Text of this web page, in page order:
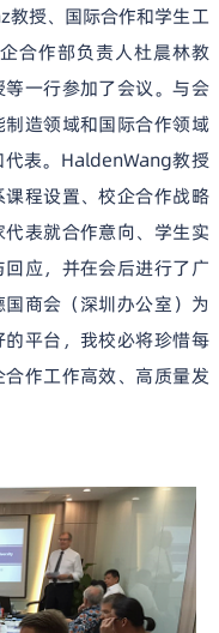
教授、国际合作和学生工
合作部负责人杜晨林教
一行参加了会议。与会
造领域和国际合作领域
表。 HaldenWang教授
程设置、校企合作战略
表就合作意向、学生实
应，并在会后进行了广
商会（深圳办公室）为
平台，我校必将珍惜每
作工作高效、高质量发